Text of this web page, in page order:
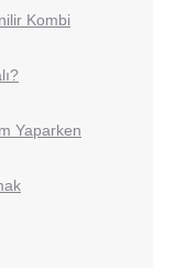
Kombi
Yaparken